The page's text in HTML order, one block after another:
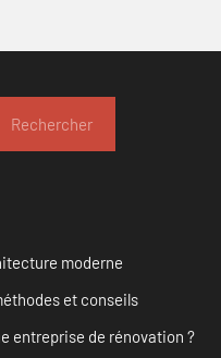
Rechercher
moderne
et conseils
entreprise de rénovation ?